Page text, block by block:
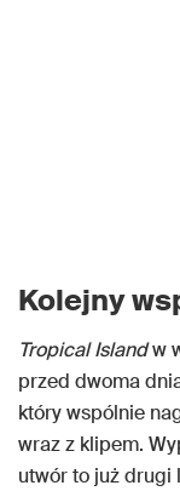
Kolejny
Tropical Islandw
przed dwoma
który wspólnie
wraz z klipem.
utwór to już drugi